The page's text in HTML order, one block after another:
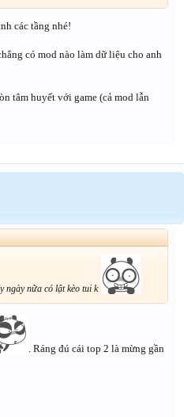
các tầng nhé!
có mod nào làm dữ liệu cho anh
tâm huyết với game (cả mod lẫn
ngày nữa có lật kèo tui k
. Ráng đú cái top 2 là mừng gần